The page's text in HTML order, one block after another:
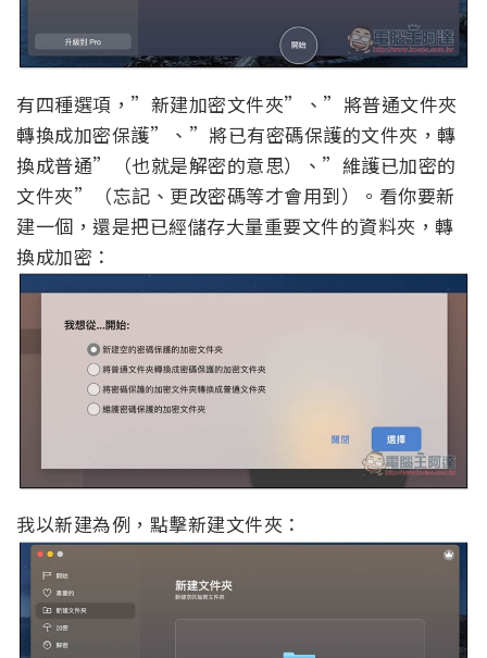
有四種選項，”新建加密文件夾”、”將普通文件夾
轉換成加密保護”、”將已有密碼保護的文件夾，轉
換成普通”（也就是解密的意思）、”維護已加密的
文件夾”（忘記、更改密碼等才會用到）。看你要新
建一個，還是把已經儲存大量重要文件的資料夾，轉
換成加密：
我以新建為例，點擊新建文件夾：